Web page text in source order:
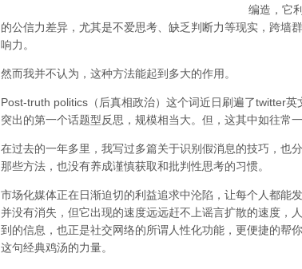
编造，它
的公信力差异，尤其是不爱思考、缺乏判断力等现实，跨墙
响力。
然而我并不认为，这种方法能起到多大的作用。
Post-truth politics（后真相政治）这个词近日刷遍了twitter
突出的第一个话题型反思，规模相当大。但，这其中如往常
在过去的一年多里，我写过多篇关于识别假消息的技巧，也
那些方法，也没有养成谨慎获取和批判性思考的习惯。
市场化媒体正在日渐迫切的利益追求中沦陷，让每个人都能
并没有消失，但它出现的速度远远赶不上谣言扩散的速度，
到的信息，也正是社交网络的所谓人性化功能，更便捷的帮
这句经典鸡汤的力量。